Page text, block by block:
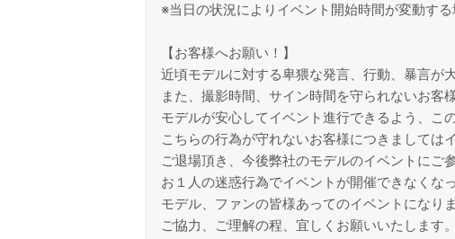
※当日の状況によりイベント開始時間が変動する
【お客様へお願い！】
近頃モデルに対する卑猥な発言、行動、暴言が
また、撮影時間、サイン時間を守られないお客
モデルが安心してイベント進行できるよう、こ
こちらの行為が守れないお客様につきましては
ご退場頂き、今後弊社のモデルのイベントにご
お１人の迷惑行為でイベントが開催できなくな
モデル、ファンの皆様あってのイベントになりま
ご協力、ご理解の程、宜しくお願いいたします。